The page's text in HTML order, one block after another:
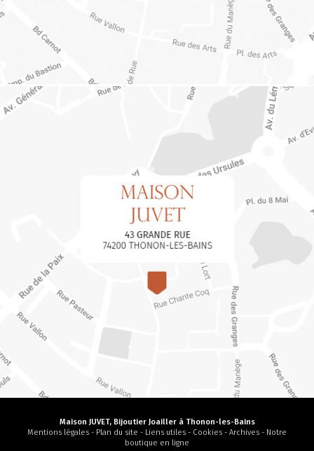
Maison JUVET, Bijoutier Joailler à Thonon-les-Bains
Mentions légales - Plan du site - Liens utiles - Cookies - Archives - Notre
boutique en ligne